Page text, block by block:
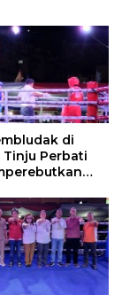
di
Tinju Perbati